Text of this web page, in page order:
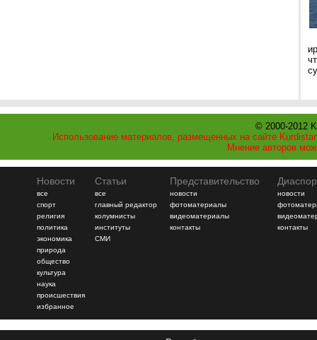
© 2000-2012
Использование материалов, размещенных на сайте
Мнение авторов
Новости
все
спорт
религия
политика
экономика
природа
общество
культура
наука
происшествия
избранное
Статьи
все
главный редактор
колумнисты
институты
СМИ
Представительство
новости
фотоматериалы
видеоматериалы
контакты
новости
контакты